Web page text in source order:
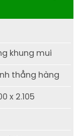
khung mui
thẳng hàng
x 2.105